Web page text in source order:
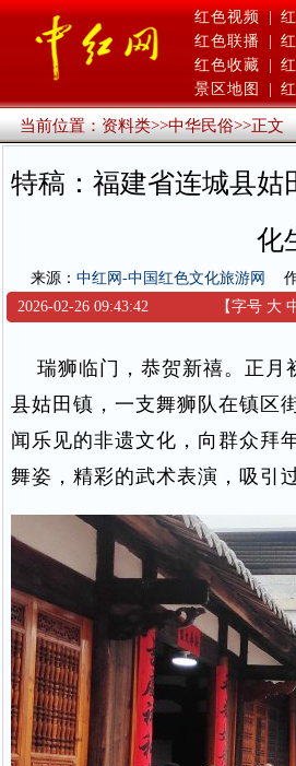
红色视频 |
红色联播
红色收藏
景区地图
当前位置：资料类>>中华民俗>>正文
特稿：福建省连城县姑
化
来源： 中红网-中国红色文化旅游网
2026-02-26 09:43:42
【字号 大
瑞狮临门，恭贺新禧。正月
县姑田镇，一支舞狮队在镇区
闻乐见的非遗文化，向群众拜
舞姿，精彩的武术表演，吸引